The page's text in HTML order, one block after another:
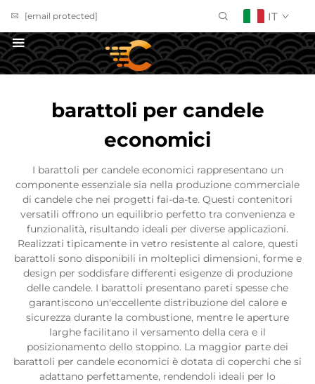
[email protected] IT
barattoli per candele
economici
I barattoli per candele economici rappresentano un
componente essenziale sia nella produzione commerciale
di candele che nei progetti fai-da-te. Questi contenitori
versatili offrono un equilibrio perfetto tra convenienza e
funzionalità, risultando ideali per diverse applicazioni.
Realizzati tipicamente in vetro resistente al calore, questi
barattoli sono disponibili in molteplici dimensioni, forme e
design per soddisfare differenti esigenze di produzione
delle candele. I barattoli presentano pareti spesse che
garantiscono un'eccellente distribuzione del calore e
sicurezza durante la combustione, mentre le aperture
larghe facilitano il versamento della cera e il
posizionamento dello stoppino. La maggior parte dei
barattoli per candele economici è dotata di coperchi che si
adattano perfettamente, rendendoli ideali per lo